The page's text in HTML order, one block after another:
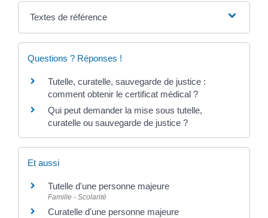
Textes de référence
Questions ? Réponses !
Tutelle, curatelle, sauvegarde de justice :
comment obtenir le certificat médical ?
Qui peut demander la mise sous tutelle,
curatelle ou sauvegarde de justice ?
Et aussi
Tutelle d'une personne majeure
Famille - Scolarité
Curatelle d'une personne majeure